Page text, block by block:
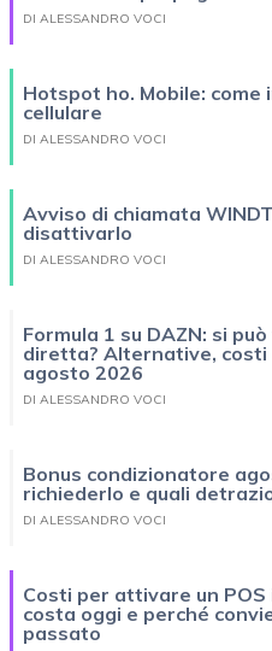
DI ALESSANDRO VOCI
Hotspot ho. Mobile: come
cellulare
DI ALESSANDRO VOCI
Avviso di chiamata
disattivarlo
DI ALESSANDRO VOCI
Formula 1 su DAZN: si
diretta? Alternative, costi
agosto 2026
DI ALESSANDRO VOCI
Bonus condizionatore
richiederlo e quali
DI ALESSANDRO VOCI
Costi per attivare un
costa oggi e perché
passato